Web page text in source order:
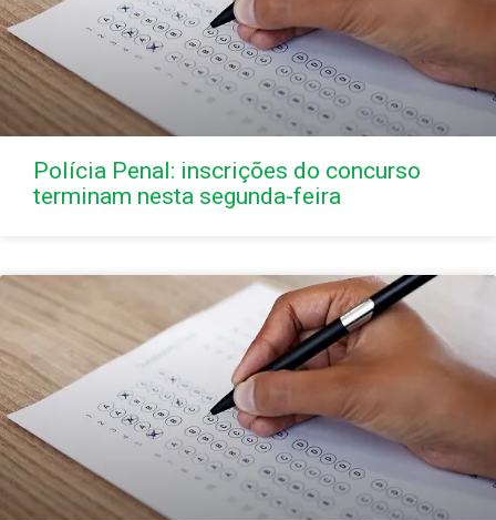
Polícia Penal: inscrições do concurso
terminam nesta segunda-feira